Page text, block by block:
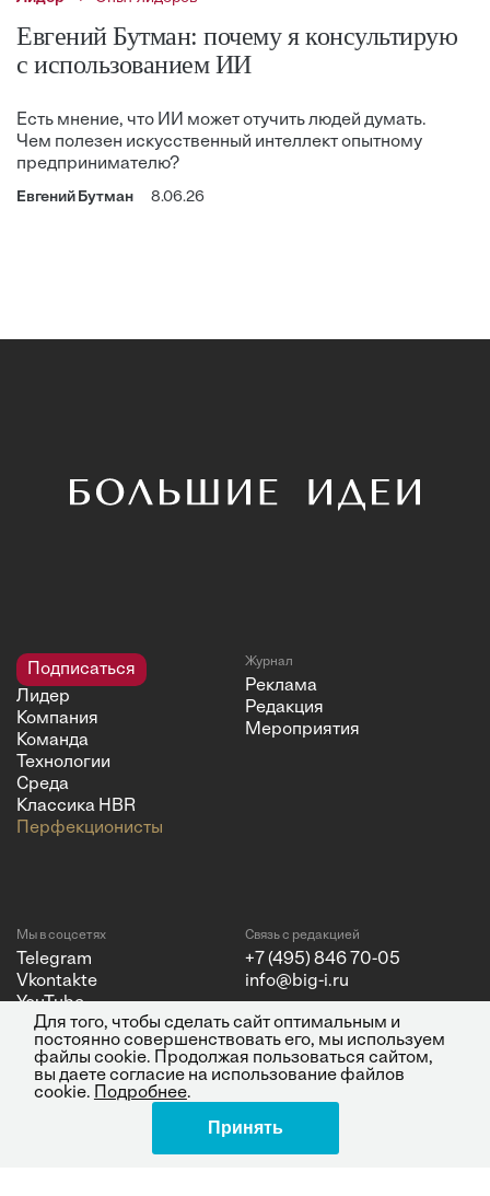
Евгений Бутман: почему я консультирую
с использованием ИИ
Есть мнение, что ИИ может отучить людей думать.
Чем полезен искусственный интеллект опытному
предпринимателю?
Евгений Бутман 8.06.26
Подписаться
Лидер
Компания
Команда
Технологии
Среда
Классика HBR
Перфекционисты
Журнал
Реклама
Редакция
Мероприятия
Мы в соцсетях
Telegram
Vkontakte
YouTube
Связь с редакцией
+7 (495) 846 70-05
info@big-i.ru
Медиа"
Для того, чтобы сделать сайт оптимальным и
постоянно совершенствовать его, мы используем
файлы cookie. Продолжая пользоваться сайтом,
вы даете согласие на использование файлов
cookie.
Подробнее.
Принять